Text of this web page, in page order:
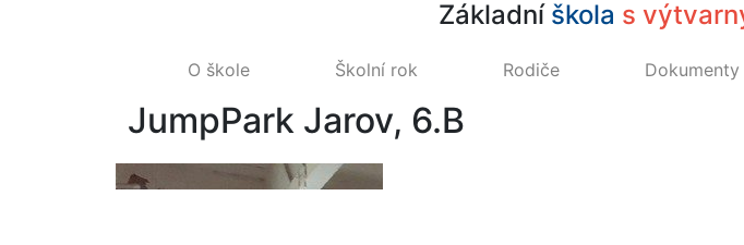
Základní škola s
O škole Školní rok Rodiče Dokumenty
JumpPark Jarov, 6.B